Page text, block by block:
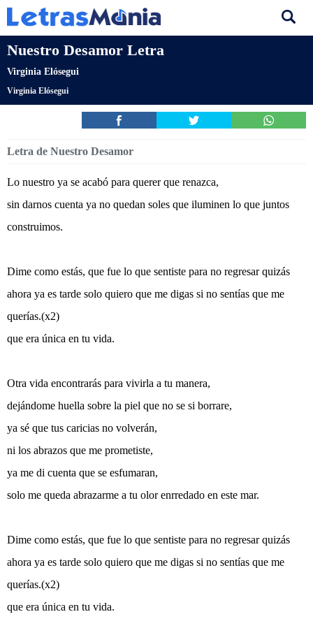
Nuestro Desamor Letra
Virginia Elósegui
Virginia Elósegui
Letra de Nuestro Desamor
Lo nuestro ya se acabó para querer que renazca,
sin darnos cuenta ya no quedan soles que iluminen lo que juntos
construimos.
Dime como estás, que fue lo que sentiste para no regresar quizás
ahora ya es tarde solo quiero que me digas si no sentías que me
querías.(x2)
que era única en tu vida.
Otra vida encontrarás para vivirla a tu manera,
dejándome huella sobre la piel que no se si borrare,
ya sé que tus caricias no volverán,
ni los abrazos que me prometiste,
ya me di cuenta que se esfumaran,
solo me queda abrazarme a tu olor enrredado en este mar.
Dime como estás, que fue lo que sentiste para no regresar quizás
ahora ya es tarde solo quiero que me digas si no sentías que me
querías.(x2)
que era única en tu vida.